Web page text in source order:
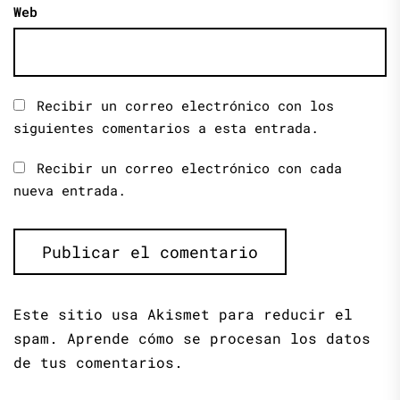
Web
Recibir un correo electrónico con los
siguientes comentarios a esta entrada.
Recibir un correo electrónico con cada
nueva entrada.
Este sitio usa Akismet para reducir el
spam. Aprende cómo se procesan los datos
de tus comentarios.